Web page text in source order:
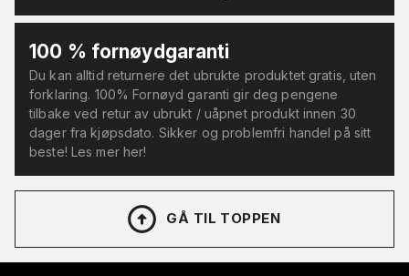
100 % fornøydgaranti
Du kan alltid returnere det ubrukte produktet gratis, uten
forklaring. 100% Fornøyd garanti gir deg pengene
tilbake ved retur av ubrukt / uåpnet produkt innen 30
dager fra kjøpsdato. Sikker og problemfri handel på sitt
beste! Les mer her!
GÅ TIL TOPPEN